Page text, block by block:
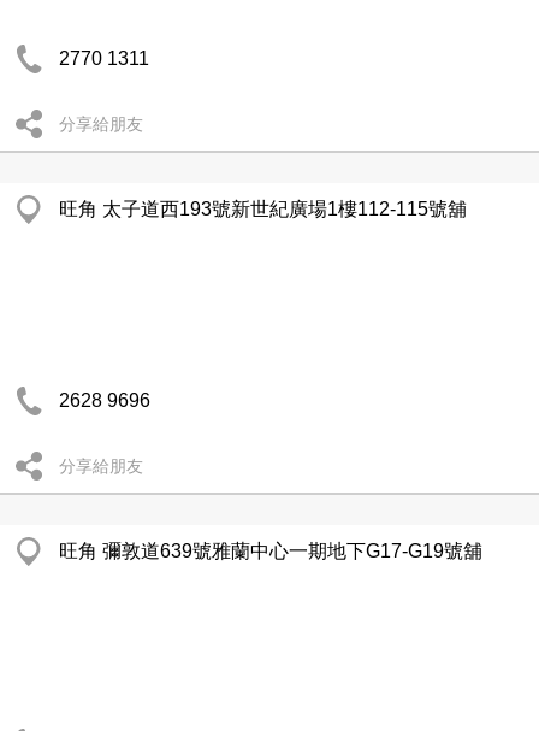
2770 1311
分享給朋友
旺角 太子道西193號新世紀廣場1樓112-115號舖
2628 9696
分享給朋友
旺角 彌敦道639號雅蘭中心一期地下G17-G19號舖